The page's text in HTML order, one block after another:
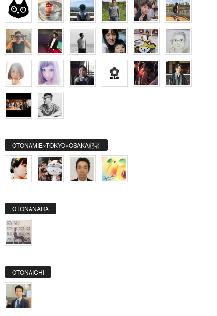
OTONAMIE×TOKYO×OSAKA記者
OTONANARA
OTONAICHI